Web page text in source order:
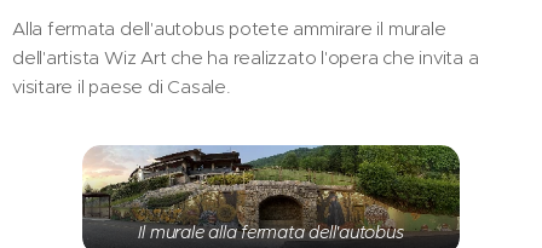
Alla fermata dell'autobus potete ammirare il murale
dell'artista Wiz Art che ha realizzato l'opera che invita a
visitare il paese di Casale.
Il murale alla fermata dell'autobus